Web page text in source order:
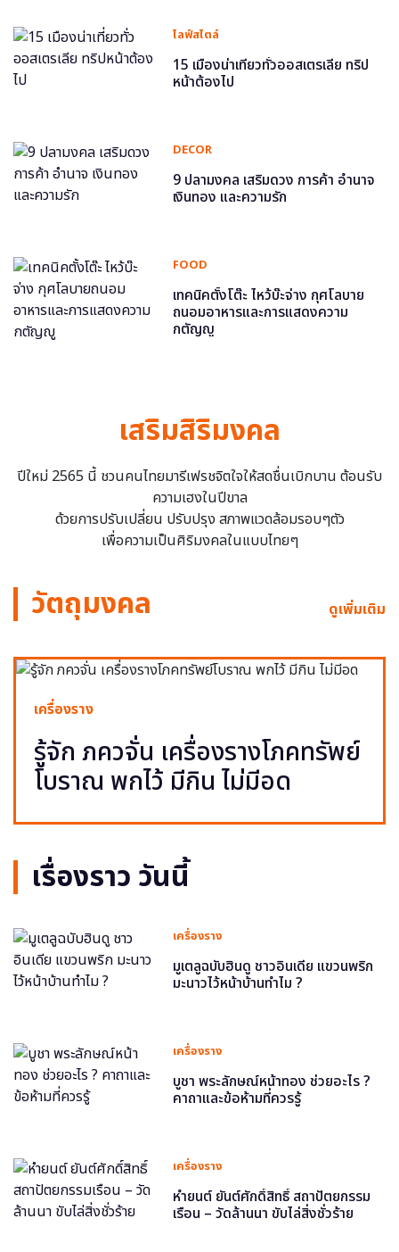
ไลฟ์สไตล์
15 เมืองน่าเที่ยวทั่วออสเตรเลีย ทริป
หน้าต้องไป
DECOR
9 ปลามงคล เสริมดวง การค้า อำนาจ
เงินทอง และความรัก
FOOD
เทคนิคตั้งโต๊ะ ไหว้บ๊ะจ่าง กุศโลบาย
ถนอมอาหารและการแสดงความ
กตัญญู
เสริมสิริมงคล
ปีใหม่ 2565 นี้ ชวนคนไทยมารีเฟรชจิตใจให้สดชื่นเบิกบาน ต้อนรับ
ความเฮงในปีขาล
ด้วยการปรับเปลี่ยน ปรับปรุง สภาพแวดล้อมรอบๆตัว
เพื่อความเป็นศิริมงคลในแบบไทยๆ
วัตถุมงคล ดูเพิ่มเติม
เครื่องราง
รู้จัก ภควจั่น เครื่องรางโภคทรัพย์
โบราณ พกไว้ มีกิน ไม่มีอด
เรื่องราว วันนี้
เครื่องราง
มูเตลูฉบับฮินดู ชาวอินเดีย แขวนพริก
มะนาวไว้หน้าบ้านทำไม ?
เครื่องราง
บูชา พระลักษณ์หน้าทอง ช่วยอะไร ?
คาถาและข้อห้ามที่ควรรู้
เครื่องราง
หำยนต์ ยันต์ศักดิ์สิทธิ์ สถาปัตยกรรม
เรือน – วัดล้านนา ขับไล่สิ่งชั่วร้าย